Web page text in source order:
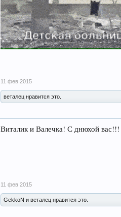
11 фев 2015
веталец нравится это.
Виталик и Валечка! С днюхой
11 фев 2015
GekkoN и веталец нравится это.